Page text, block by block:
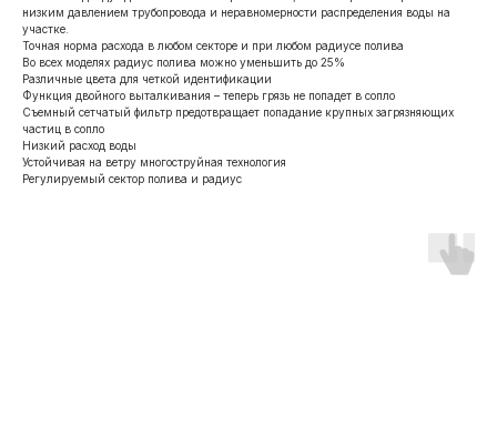
низким давлением трубопровода и неравномерности распределения воды на
участке.
Точная норма расхода в любом секторе и при любом радиусе полива
Во всех моделях радиус полива можно уменьшить до 25%
Различные цвета для четкой идентификации
Функция двойного выталкивания – теперь грязь не попадет в сопло
Съемный сетчатый фильтр предотвращает попадание крупных загрязняющих
частиц в сопло
Низкий расход воды
Устойчивая на ветру многоструйная технология
Регулируемый сектор полива и радиус